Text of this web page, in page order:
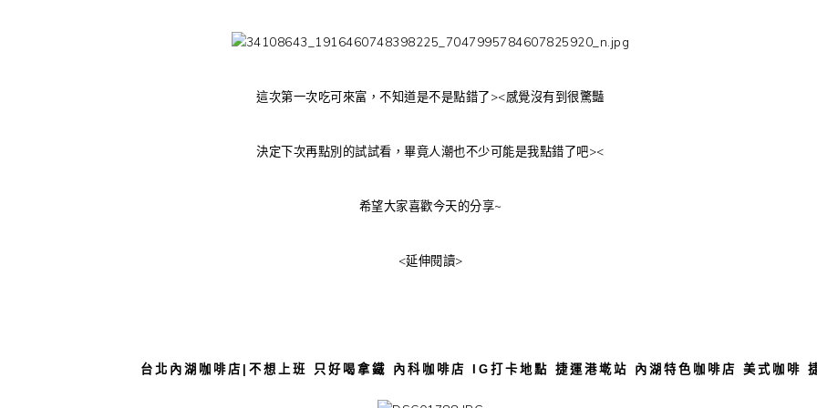
這次第一次吃可來富，不知道是不是點錯了><感覺沒有到很驚豔
決定下次再點別的試試看，畢竟人潮也不少可能是我點錯了吧><
希望大家喜歡今天的分享~
<延伸閱讀>
台北內湖咖啡店|不想上班 只好喝拿鐵 內科咖啡店 IG打卡地點 捷運港墘站 內湖特色咖啡店 美式咖啡